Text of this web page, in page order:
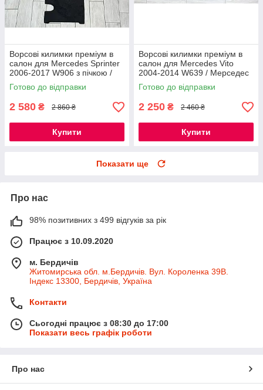
Ворсові килимки преміум в
салон для Mercedes Sprinter
2006-2017 W906 з пічкою /
Мерседес Спрінтер килимки
Готово до відправки
2 580 ₴ 2 860 ₴
Купити
Ворсові килимки преміум в
салон для Mercedes Vito
2004-2014 W639 / Мерседес
Віто килимки
Готово до відправки
2 250 ₴ 2 460 ₴
Купити
Показати ще
Про нас
98% позитивних з 499 відгуків за рік
Працює з 10.09.2020
м. Бердичів
Житомирська обл. м.Бердичів. Вул. Короленка 39В.
Індекс 13300, Бердичів, Україна
Контакти
Сьогодні працює з 08:30 до 17:00
Показати весь графік роботи
Про нас